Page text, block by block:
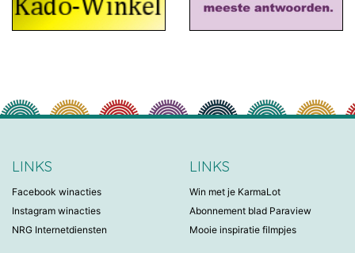
LINKS
Facebook winacties
Instagram winacties
NRG Internetdiensten
LINKS
Win met je KarmaLot
Abonnement blad Paraview
Mooie inspiratie filmpjes